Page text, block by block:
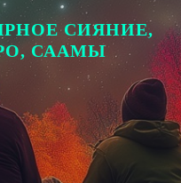
СИЯНИЕ,
СААМЫ